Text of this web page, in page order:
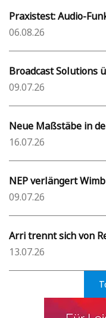
Praxistest: Audio-
06.08.26
Broadcast Solutions
09.07.26
Neue Maßstäbe in
16.07.26
NEP verlängert
09.07.26
Arri trennt sich von
13.07.26